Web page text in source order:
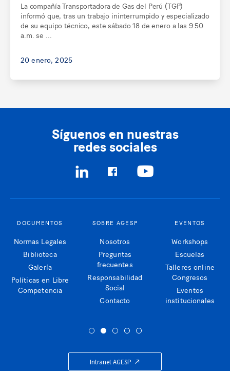
La compañía Transportadora de Gas del Perú (TGP)
informó que, tras un trabajo ininterrumpido y especializado
de su equipo técnico, este sábado 18 de enero a las 9:50
a.m. se ...
20 enero, 2025
Síguenos en nuestras
redes sociales
DOCUMENTOS
Normas Legales
Biblioteca
Galería
Políticas en Libre
Competencia
SOBRE AGESP
Nosotros
Preguntas
frecuentes
Responsabilidad
Social
Contacto
EVENTOS
Workshops
Escuelas
Talleres online
Congresos
Eventos
institucionales
Intranet AGESP